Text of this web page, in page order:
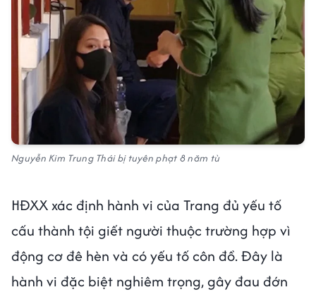
Nguyễn Kim Trung Thái bị tuyên phạt 8 năm tù
HĐXX xác định hành vi của Trang đủ yếu tố
cấu thành tội giết người thuộc trường hợp vì
động cơ đê hèn và có yếu tố côn đồ. Đây là
hành vi đặc biệt nghiêm trọng, gây đau đớn